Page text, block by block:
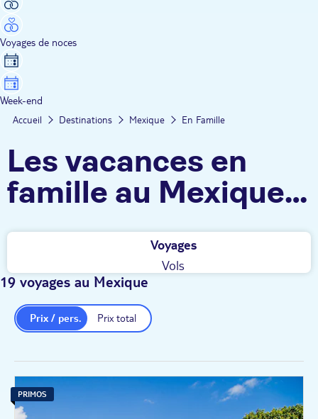
Voyages de noces
Week-end
Accueil Destinations Mexique En Famille
Les vacances en
famille au Mexique
TUI
Voyages
Vols
19 voyages au Mexique
Prix total
Prix / pers.
PRIMOS